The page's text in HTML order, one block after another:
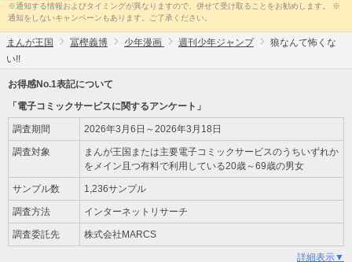
※通知する情報およびタイミングが異なりますので、併せて受け取ることをお勧めします。 ※
通知をしないキャンペーンもあります。ご了承ください。
まんが王国 冨樫義博 少年漫画 週刊少年ジャンプ
狼なんて怖くな
い!!
お得感No.1表記について
「電子コミックサービスに関するアンケート」
調査期間 2026年3月6日～2026年3月18日
調査対象
まんが王国または主要電子コミックサービスのうちいずれか
をメイン且つ有料で利用している20歳～69歳の男女
サンプル数 1,236サンプル
調査方法 インターネットリサーチ
調査委託先 株式会社MARCS
詳細表示▼